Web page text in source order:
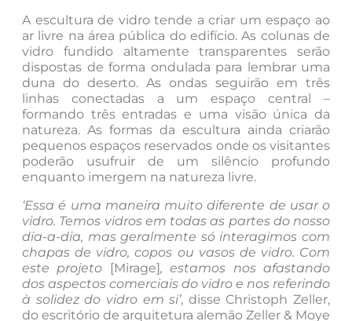
A escultura de vidro tende a criar um espaço ao
ar livre na área pública do edifício. As colunas de
vidro fundido altamente transparentes serão
dispostas de forma ondulada para lembrar uma
duna do deserto. As ondas seguirão em três
linhas conectadas a um espaço central –
formando três entradas e uma visão única da
natureza. As formas da escultura ainda criarão
pequenos espaços reservados onde os visitantes
poderão usufruir de um silêncio profundo
enquanto imergem na natureza livre.
‘Essa é uma maneira muito diferente de usar o
vidro. Temos vidros em todas as partes do nosso
dia-a-dia, mas geralmente só interagimos com
chapas de vidro, copos ou vasos de vidro. Com
este projeto
[Mirage], estamos nos afastando
dos aspectos comerciais do vidro e nos referindo
à solidez do vidro em si’, disse Christoph Zeller,
do escritório de arquitetura alemão Zeller & Moye